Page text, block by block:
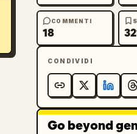
COMMENTI
18
CONDIVIDI
Go beyond